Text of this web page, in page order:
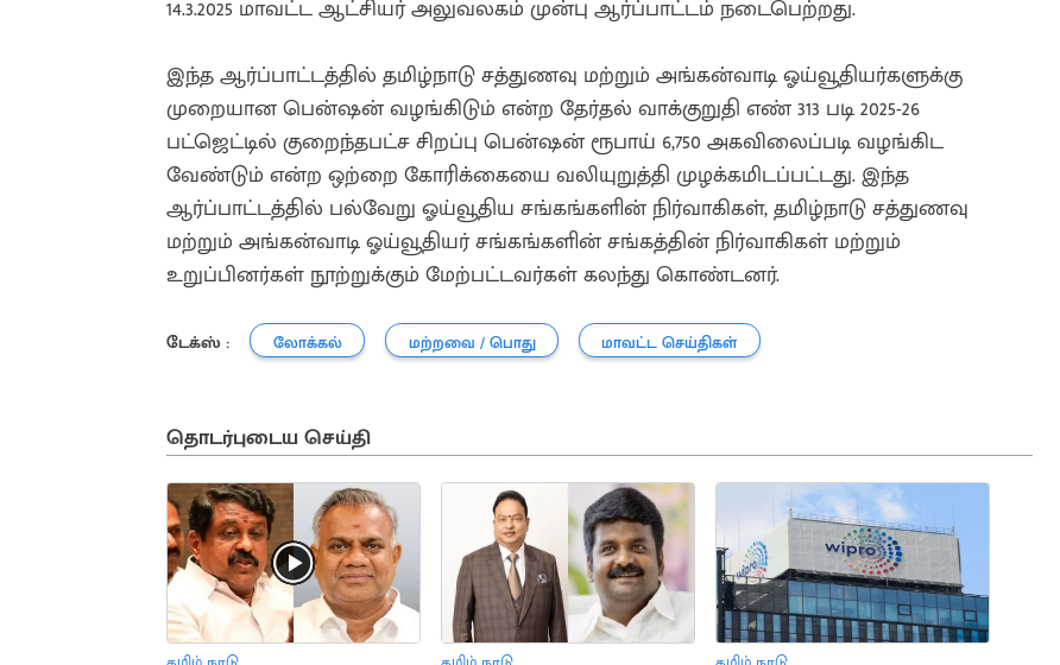
14.3.2025 மாவட்ட ஆட்சியர் அலுவலகம் முன்பு ஆர்ப்பாட்டம் நடைபெற்றது.
இந்த ஆர்ப்பாட்டத்தில் தமிழ்நாடு சத்துணவு மற்றும் அங்கன்வாடி ஓய்வூதியர்களுக்கு
முறையான பென்ஷன் வழங்கிடும் என்ற தேர்தல் வாக்குறுதி எண் 313 படி 2025-26
பட்ஜெட்டில் குறைந்தபட்ச சிறப்பு பென்ஷன் ரூபாய் 6,750 அகவிலைப்படி வழங்கிட
வேண்டும் என்ற ஒற்றை கோரிக்கையை வலியுறுத்தி முழக்கமிடப்பட்டது. இந்த
ஆர்ப்பாட்டத்தில் பல்வேறு ஓய்வூதிய சங்கங்களின் நிர்வாகிகள், தமிழ்நாடு சத்துணவு
மற்றும் அங்கன்வாடி ஓய்வூதியர் சங்கங்களின் சங்கத்தின் நிர்வாகிகள் மற்றும்
உறுப்பினர்கள் நூற்றுக்கும் மேற்பட்டவர்கள் கலந்து கொண்டனர்.
டேக்ஸ் : லோக்கல் மற்றவை / பொது மாவட்ட செய்திகள்
தொடர்புடைய செய்தி